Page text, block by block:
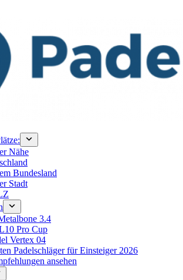
Nähe
Bundesland
Stadt
3.4
Pro Cup
Vertex 04
Padelschläger für Einsteiger 2026
ansehen